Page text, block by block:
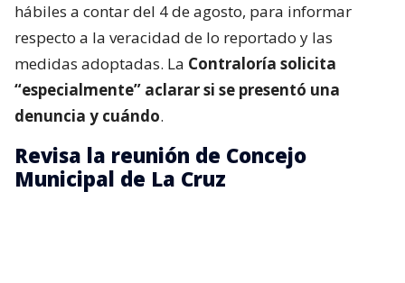
hábiles a contar del 4 de agosto, para informar
respecto a la veracidad de lo reportado y las
medidas adoptadas. La Contraloría solicita
“especialmente” aclarar si se presentó una
denuncia y cuándo.
Revisa la reunión de Concejo
Municipal de La Cruz